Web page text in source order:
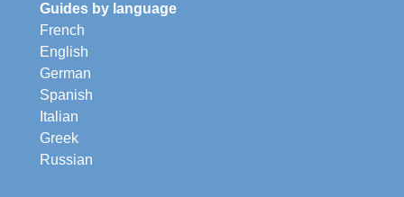
Guides by language
French
English
German
Spanish
Italian
Greek
Russian